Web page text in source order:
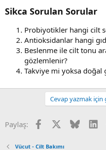
Sikca Sorulan Sorular
Probiyotikler hangi cilt
Antioksidanlar hangi
Beslenme ile cilt tonu
gözlemlenir?
Takviye mi yoksa doğal
Cevap yazmak için
Paylaş: FacebookX (Twitter)
Bluesky
Vücut - Cilt Bakımı